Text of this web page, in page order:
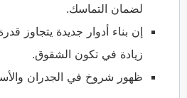
لضمان التماسك.
إن بناء أدوار جديدة يتجاوز
زيادة في تكون الشقوق.
ظهور شروخ في الجدران